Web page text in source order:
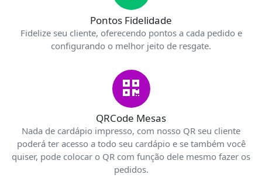
Pontos Fidelidade
Fidelize seu cliente, oferecendo pontos a cada pedido e
configurando o melhor jeito de resgate.
QRCode Mesas
Nada de cardápio impresso, com nosso QR seu cliente
poderá ter acesso a todo seu cardápio e se também você
quiser, pode colocar o QR com função dele mesmo fazer os
pedidos.